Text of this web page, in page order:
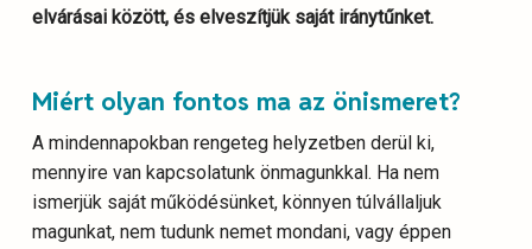
elvárásai között, és elveszítjük saját iránytűnket.
Miért olyan fontos ma az önismeret?
A mindennapokban rengeteg helyzetben derül ki,
mennyire van kapcsolatunk önmagunkkal. Ha nem
ismerjük saját működésünket, könnyen túlvállaljuk
magunkat, nem tudunk nemet mondani, vagy éppen